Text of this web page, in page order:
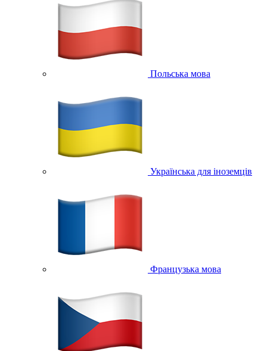
Польська мова
Українська для іноземців
Французька мова